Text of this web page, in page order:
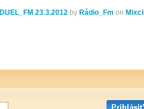
DUEL_FM 23.3.2012by Rádio_Fm on